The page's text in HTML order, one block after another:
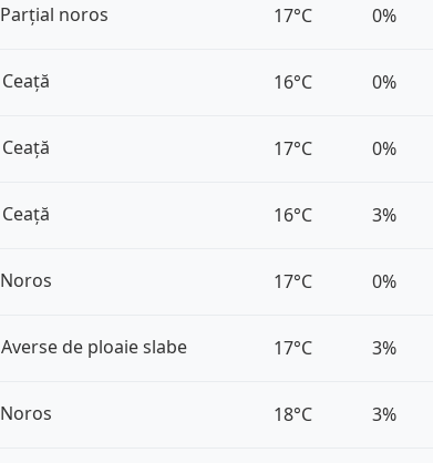
Parțial noros 17°C 0%
Ceață 16°C 0%
Ceață 17°C 0%
Ceață 16°C 3%
Noros 17°C 0%
Averse de ploaie slabe 17°C 3%
Noros 18°C 3%